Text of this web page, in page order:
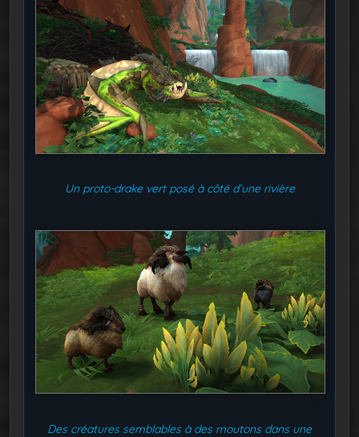
Un proto-drake vert posé à côté d’une rivière
Des créatures semblables à des moutons dans une